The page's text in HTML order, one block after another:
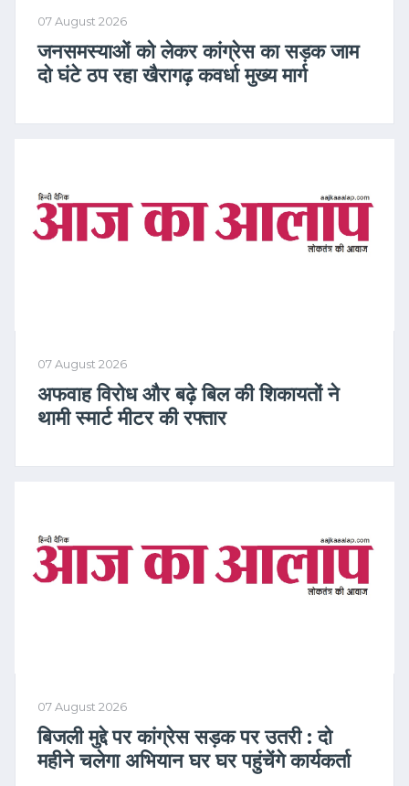
07 August 2026
जनसमस्याओं को लेकर कांग्रेस का सड़क जाम
दो घंटे ठप रहा खैरागढ़ कवर्धा मुख्य मार्ग
07 August 2026
अफवाह विरोध और बढ़े बिल की शिकायतों ने
थामी स्मार्ट मीटर की रफ्तार
07 August 2026
बिजली मुद्दे पर कांग्रेस सड़क पर उतरी : दो
महीने चलेगा अभियान घर घर पहुंचेंगे कार्यकर्ता